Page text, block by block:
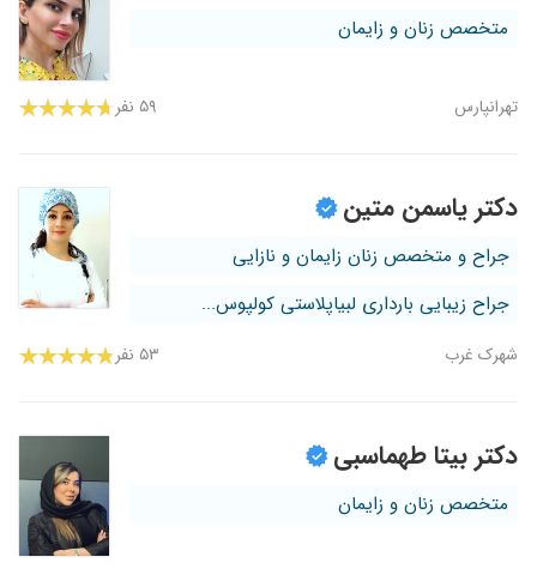
متخصص زنان و زایمان
تهرانپارس ۵۹ نفر
دکتر یاسمن متین
جراح و متخصص زنان زایمان و نازایی
جراح زیبایی بارداری لبیاپلاستی کولپوس...
شهرک غرب ۵۳ نفر
دکتر بیتا طهماسبی
متخصص زنان و زایمان